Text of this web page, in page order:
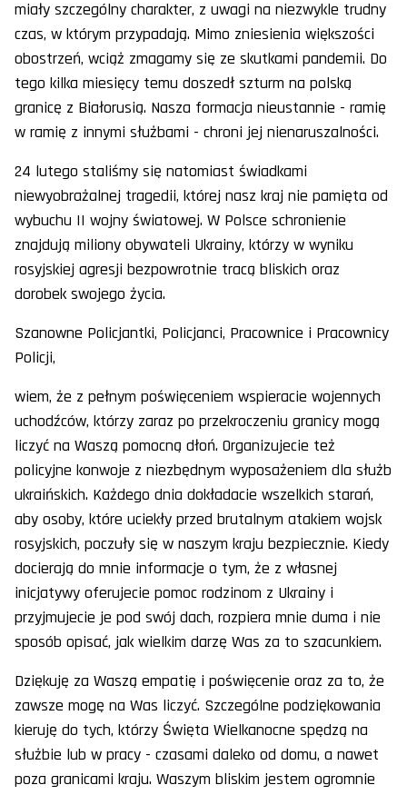
miały szczególny charakter, z uwagi na niezwykle trudny
czas, w którym przypadają. Mimo zniesienia większości
obostrzeń, wciąż zmagamy się ze skutkami pandemii. Do
tego kilka miesięcy temu doszedł szturm na polską
granicę z Białorusią. Nasza formacja nieustannie - ramię
w ramię z innymi służbami - chroni jej nienaruszalności.
24 lutego staliśmy się natomiast świadkami
niewyobrażalnej tragedii, której nasz kraj nie pamięta od
wybuchu II wojny światowej. W Polsce schronienie
znajdują miliony obywateli Ukrainy, którzy w wyniku
rosyjskiej agresji bezpowrotnie tracą bliskich oraz
dorobek swojego życia.
Szanowne Policjantki, Policjanci, Pracownice i Pracownicy
Policji,
wiem, że z pełnym poświęceniem wspieracie wojennych
uchodźców, którzy zaraz po przekroczeniu granicy mogą
liczyć na Waszą pomocną dłoń. Organizujecie też
policyjne konwoje z niezbędnym wyposażeniem dla służb
ukraińskich. Każdego dnia dokładacie wszelkich starań,
aby osoby, które uciekły przed brutalnym atakiem wojsk
rosyjskich, poczuły się w naszym kraju bezpiecznie. Kiedy
docierają do mnie informacje o tym, że z własnej
inicjatywy oferujecie pomoc rodzinom z Ukrainy i
przyjmujecie je pod swój dach, rozpiera mnie duma i nie
sposób opisać, jak wielkim darzę Was za to szacunkiem.
Dziękuję za Waszą empatię i poświęcenie oraz za to, że
zawsze mogę na Was liczyć. Szczególne podziękowania
kieruję do tych, którzy Święta Wielkanocne spędzą na
służbie lub w pracy - czasami daleko od domu, a nawet
poza granicami kraju. Waszym bliskim jestem ogromnie